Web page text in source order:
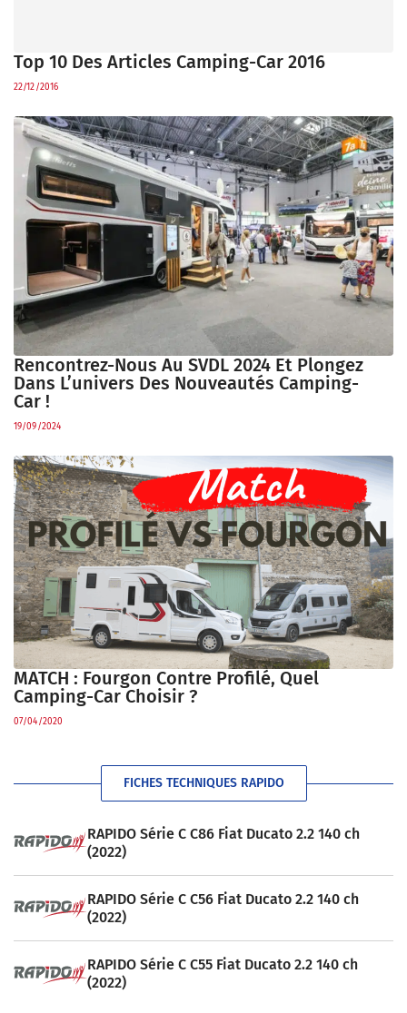
Top 10 Des Articles Camping-Car 2016
22/12/2016
Rencontrez-Nous Au SVDL 2024 Et Plongez
Dans L’univers Des Nouveautés Camping-
Car !
19/09/2024
MATCH : Fourgon Contre Profilé, Quel
Camping-Car Choisir ?
07/04/2020
FICHES TECHNIQUES RAPIDO
RAPIDO Série C C86 Fiat Ducato 2.2 140 ch
(2022)
RAPIDO Série C C56 Fiat Ducato 2.2 140 ch
(2022)
RAPIDO Série C C55 Fiat Ducato 2.2 140 ch
(2022)